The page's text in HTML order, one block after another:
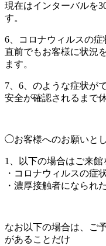
現在はインターバルを
す。
6、コロナウィルスの
直前でもお客様に状況
ます。
7、6、のような症状が
安全が確認されるまで
◯お客様へのお願いと
1、以下の場合はご来館
・コロナウィルスの症
・濃厚接触者になられ
なお以下の場合は、ご
があることだけ